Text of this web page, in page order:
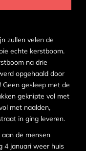
zullen velen de
echte kerstboom.
na drie
opgehaald door
gesleep met de
geknipte vol met
met naalden,
in ging leveren.
de mensen
4 januari weer huis